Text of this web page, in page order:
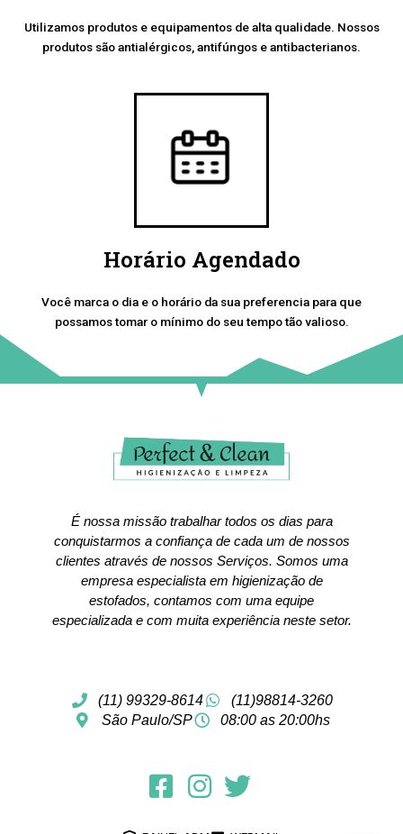
Utilizamos produtos e equipamentos de alta qualidade. Nossos
produtos são antialérgicos, antifúngos e antibacterianos.
Horário Agendado
Você marca o dia e o horário da sua preferencia para que
possamos tomar o mínimo do seu tempo tão valioso.
É nossa missão trabalhar todos os dias para
conquistarmos a confiança de cada um de nossos
clientes através de nossos Serviços. Somos uma
empresa especialista em higienização de
estofados, contamos com uma equipe
especializada e com muita experiência neste setor.
(11) 99329-8614
(11)98814-3260
São Paulo/SP
08:00 as 20:00hs